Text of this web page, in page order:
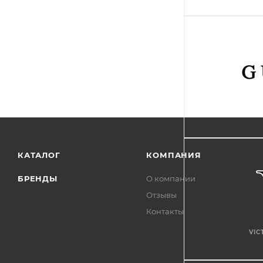
КАТАЛОГ
БРЕНДЫ
КОМПАНИЯ
О компании
Отзывы
Контакты